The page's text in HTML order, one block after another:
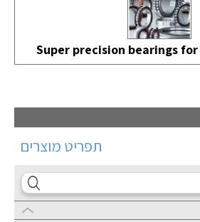
תפריט מוצרים
Super precision bearings